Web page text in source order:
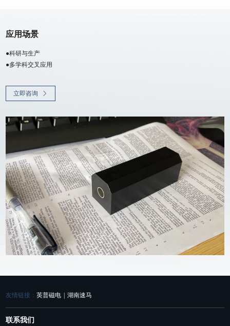
应用场景
●科研与生产
●多学科交叉应用
立即咨询
友情链接：英普磁电 | 湖南速马
联系我们